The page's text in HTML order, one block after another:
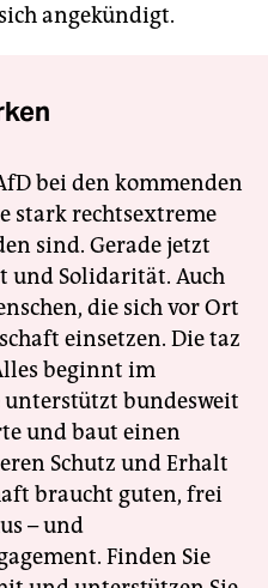
angekündigt.
bei den kommenden
stark rechtsextreme
sind. Gerade jetzt
und Solidarität. Auch
die sich vor Ort
einsetzen. Die taz
beginnt im
bundesweit
und baut einen
Schutz und Erhalt
braucht guten, frei
– und
Finden Sie